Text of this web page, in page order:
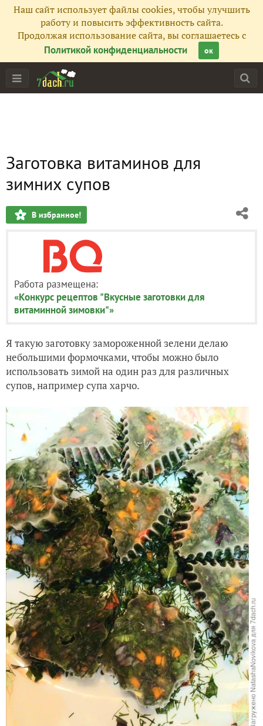
Наш сайт использует файлы cookies, чтобы улучшить
работу и повысить эффективность сайта.
Продолжая использование сайта, вы соглашаетесь с
Политикой конфиденциальности
ок
Заготовка витаминов для
зимних супов
В избранное!
Работа размещена:
«Конкурс рецептов "Вкусные заготовки для
витаминной зимовки"»
Я такую заготовку замороженной зелени делаю
небольшими формочками, чтобы можно было
использовать зимой на один раз для различных
супов, например супа харчо.